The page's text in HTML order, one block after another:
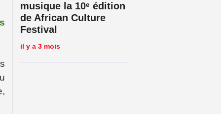
musique la 10ᵉ édition
de African Culture
Festival
il y a 3 mois